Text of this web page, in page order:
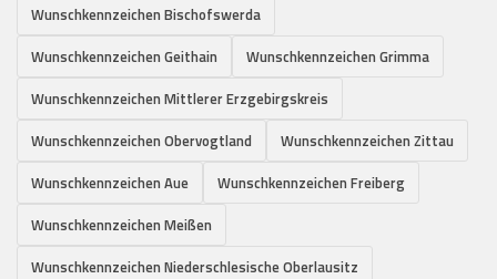
Wunschkennzeichen Bischofswerda
Wunschkennzeichen Geithain
Wunschkennzeichen Grimma
Wunschkennzeichen Mittlerer Erzgebirgskreis
Wunschkennzeichen Obervogtland
Wunschkennzeichen Zittau
Wunschkennzeichen Aue
Wunschkennzeichen Freiberg
Wunschkennzeichen Meißen
Wunschkennzeichen Niederschlesische Oberlausitz